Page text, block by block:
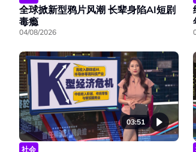
全球掀新型鸦片风潮 长辈身陷AI短剧
毒瘾
04/08/2026
03:51
社会